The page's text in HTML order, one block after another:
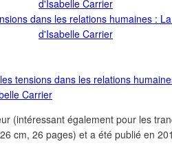
(intéressant également pour les
cm, 26 pages) et a été publié en